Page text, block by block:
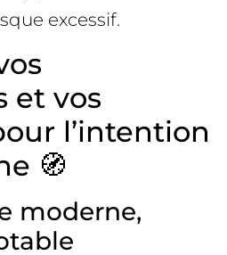
excessif.
et vos
l’intention
🧭
moderne,